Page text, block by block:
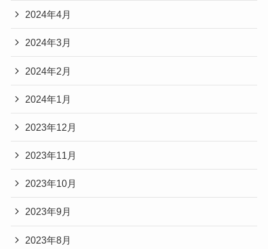
2024年4月
2024年3月
2024年2月
2024年1月
2023年12月
2023年11月
2023年10月
2023年9月
2023年8月